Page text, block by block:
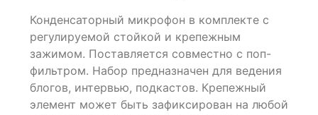
out
based
on
customer
ratings
Конденсаторный микрофон в комплекте с
регулируемой стойкой и крепежным
зажимом. Поставляется совместно с поп-
фильтром. Набор предназначен для ведения
блогов, интервью, подкастов. Крепежный
элемент может быть зафиксирован на любой